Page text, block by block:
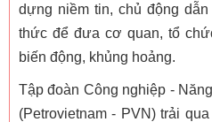
dựng niềm tin, chủ động
thức để đưa cơ quan, tổ
biến động, khủng hoảng.
Tập đoàn Công nghiệp -
(Petrovietnam - PVN) trải